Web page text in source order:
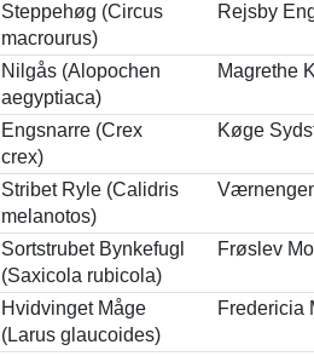
Steppehøg (Circus
macrourus)
Rejsby
Nilgås (Alopochen
aegyptiaca)
Magrethe
Engsnarre (Crex
crex)
Køge
Stribet Ryle (Calidris
melanotos)
Sortstrubet Bynkefugl
(Saxicola rubicola)
Frøslev
Hvidvinget Måge
(Larus glaucoides)
Fredericia